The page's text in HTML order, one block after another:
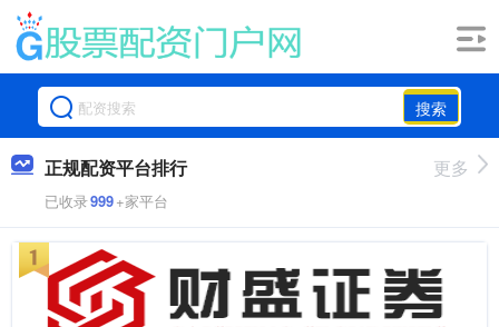
搜索
正规配资平台排行
已收录999+家平台
更多